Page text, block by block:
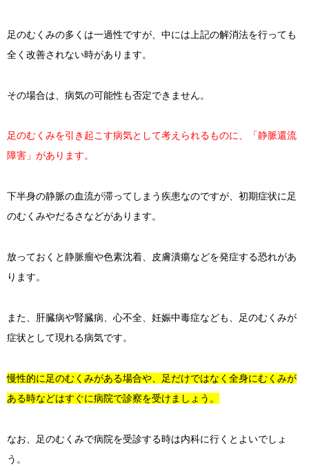
足のむくみの多くは一過性ですが、中には上記の解消法を行っても
全く改善されない時があります。
その場合は、病気の可能性も否定できません。
足のむくみを引き起こす病気として考えられるものに、「静脈還流
障害」があります。
下半身の静脈の血流が滞ってしまう疾患なのですが、初期症状に足
のむくみやだるさなどがあります。
放っておくと静脈瘤や色素沈着、皮膚潰瘍などを発症する恐れがあ
ります。
また、肝臓病や腎臓病、心不全、妊娠中毒症なども、足のむくみが
症状として現れる病気です。
慢性的に足のむくみがある場合や、足だけではなく全身にむくみが
ある時などはすぐに病院で診察を受けましょう。
なお、足のむくみで病院を受診する時は内科に行くとよいでしょ
う。